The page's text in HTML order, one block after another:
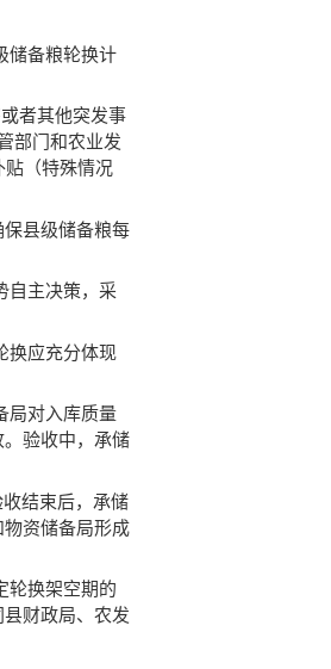
储备粮轮换计
者其他突发事
部门和农业发
贴（特殊情况
县级储备粮每
自主决策，采
换应充分体现
局对入库质量
验收中，承储
结束后，承储
资储备局形成
轮换架空期的
财政局、农发